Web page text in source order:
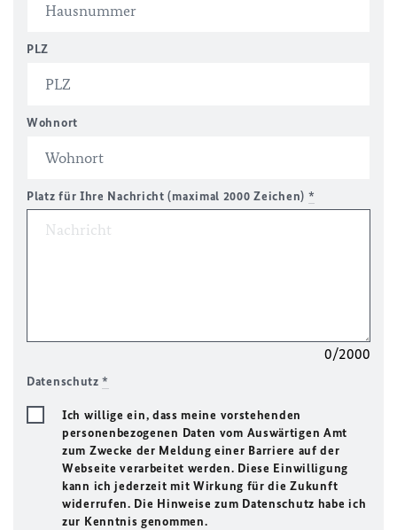
PLZ
Wohnort
Platz für Ihre Nachricht (maximal 2000 Zeichen) *
0/2000
Datenschutz*
Ich willige ein, dass meine vorstehenden
personenbezogenen Daten vom Auswärtigen Amt
zum Zwecke der Meldung einer Barriere auf der
Webseite verarbeitet werden. Diese Einwilligung
kann ich jederzeit mit Wirkung für die Zukunft
widerrufen. Die Hinweise zum Datenschutz habe ich
zur Kenntnis genommen.